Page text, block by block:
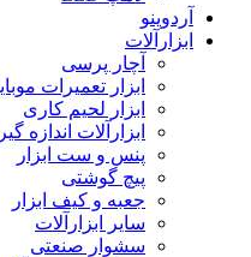
آردوینو
ابزارآلات
آچار پرسی
ابزار تعمیرات
ابزار لحیم کاری
ابزارآلات اندازه
پنس و ست ابزار
پیچ گوشتی
جعبه و کیف ابزار
سایر ابزارآلات
سشوار صنعتی